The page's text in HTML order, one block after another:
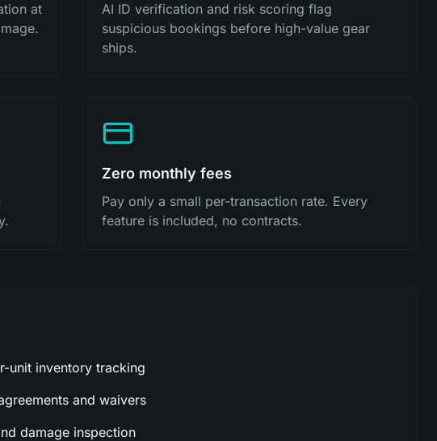
at
AI ID verification and risk scoring flag
suspicious bookings before high-value gear
ships.
Zero monthly fees
Pay only a small per-transaction rate. Every
feature is included, no contracts.
unit inventory tracking
and waivers
damage inspection